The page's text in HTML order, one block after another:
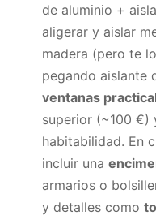
de aluminio +
aligerar y aislar
madera (pero te
pegando aislante
ventanas
superior (~100 €)
habitabilidad. En
incluir una
armarios o
y detalles como